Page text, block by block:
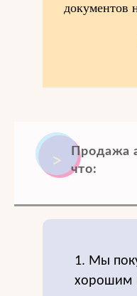
документов
Продажа
что:
1. Мы
хорошим